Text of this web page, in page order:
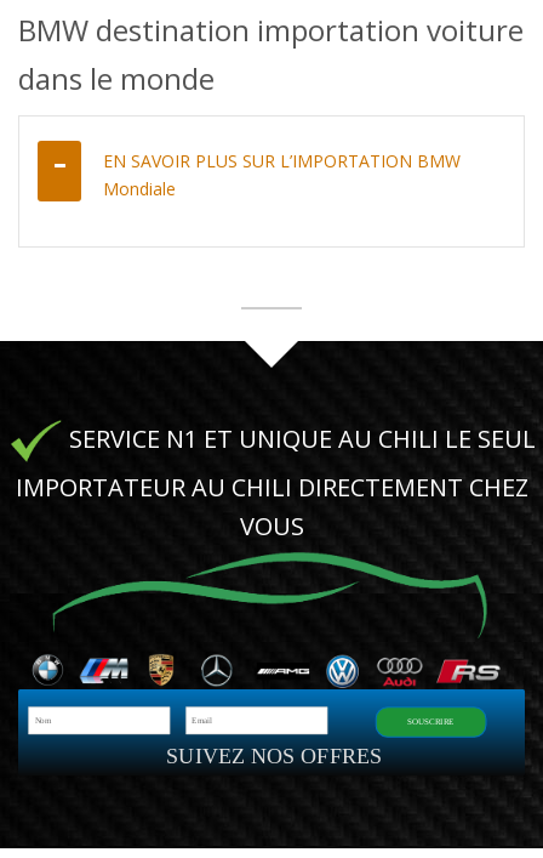
BMW destination importation voiture
dans le monde
EN SAVOIR PLUS SUR L’IMPORTATION BMW
Mondiale
SERVICE N1 ET UNIQUE AU CHILI LE SEUL
IMPORTATEUR AU CHILI DIRECTEMENT CHEZ
VOUS
SUIVEZ NOS OFFRES
SOUSCRIRE